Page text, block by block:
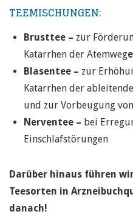
TEEMISCHUNGEN:
Brusttee – zur
Katarrhen der Atemwege
Blasentee – zur
Katarrhen der
und zur Vorbeugung
Nerventee – bei
Einschlafstörungen
Darüber hinaus führen
Teesorten in
danach!